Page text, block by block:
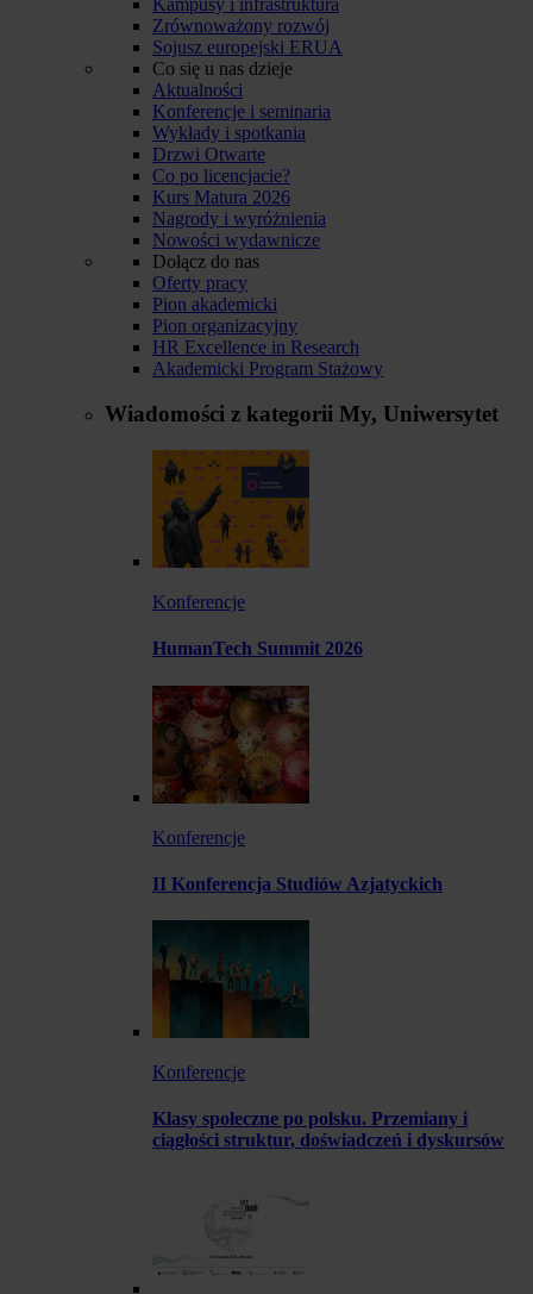
Zrównoważony rozwój
Sojusz europejski ERUA
Co się u nas dzieje
Aktualności
Konferencje i seminaria
Wykłady i spotkania
Drzwi Otwarte
Co po licencjacie?
Kurs Matura 2026
Nagrody i wyróżnienia
Nowości wydawnicze
Dołącz do nas
Oferty pracy
Pion akademicki
Pion organizacyjny
HR Excellence in Research
Akademicki Program Stażowy
Wiadomości z kategorii My, Uniwersytet
Konferencje
HumanTech Summit 2026
Konferencje
II Konferencja Studiów Azjatyckich
Konferencje
Klasy społeczne po polsku. Przemiany i
ciągłości struktur, doświadczeń i dyskursów